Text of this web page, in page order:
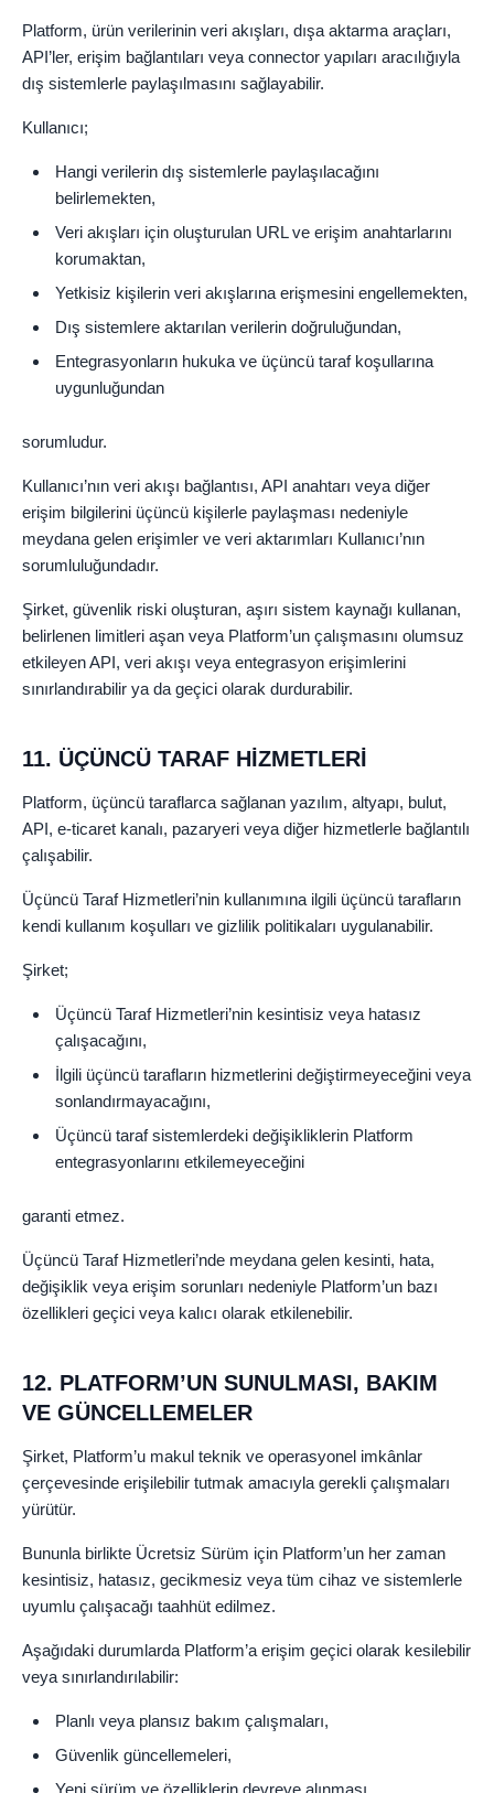
Platform, ürün verilerinin veri akışları, dışa aktarma araçları,
API’ler, erişim bağlantıları veya connector yapıları aracılığıyla
dış sistemlerle paylaşılmasını sağlayabilir.
Kullanıcı;
Hangi verilerin dış sistemlerle paylaşılacağını
belirlemekten,
Veri akışları için oluşturulan URL ve erişim anahtarlarını
korumaktan,
Yetkisiz kişilerin veri akışlarına erişmesini engellemekten,
Dış sistemlere aktarılan verilerin doğruluğundan,
Entegrasyonların hukuka ve üçüncü taraf koşullarına
uygunluğundan
sorumludur.
Kullanıcı’nın veri akışı bağlantısı, API anahtarı veya diğer
erişim bilgilerini üçüncü kişilerle paylaşması nedeniyle
meydana gelen erişimler ve veri aktarımları Kullanıcı’nın
sorumluluğundadır.
Şirket, güvenlik riski oluşturan, aşırı sistem kaynağı kullanan,
belirlenen limitleri aşan veya Platform’un çalışmasını olumsuz
etkileyen API, veri akışı veya entegrasyon erişimlerini
sınırlandırabilir ya da geçici olarak durdurabilir.
11. ÜÇÜNCÜ TARAF HİZMETLERİ
Platform, üçüncü taraflarca sağlanan yazılım, altyapı, bulut,
API, e-ticaret kanalı, pazaryeri veya diğer hizmetlerle bağlantılı
çalışabilir.
Üçüncü Taraf Hizmetleri’nin kullanımına ilgili üçüncü tarafların
kendi kullanım koşulları ve gizlilik politikaları uygulanabilir.
Şirket;
Üçüncü Taraf Hizmetleri’nin kesintisiz veya hatasız
çalışacağını,
İlgili üçüncü tarafların hizmetlerini değiştirmeyeceğini veya
sonlandırmayacağını,
Üçüncü taraf sistemlerdeki değişikliklerin Platform
entegrasyonlarını etkilemeyeceğini
garanti etmez.
Üçüncü Taraf Hizmetleri’nde meydana gelen kesinti, hata,
değişiklik veya erişim sorunları nedeniyle Platform’un bazı
özellikleri geçici veya kalıcı olarak etkilenebilir.
12. PLATFORM’UN SUNULMASI, BAKIM
VE GÜNCELLEMELER
Şirket, Platform’u makul teknik ve operasyonel imkânlar
çerçevesinde erişilebilir tutmak amacıyla gerekli çalışmaları
yürütür.
Bununla birlikte Ücretsiz Sürüm için Platform’un her zaman
kesintisiz, hatasız, gecikmesiz veya tüm cihaz ve sistemlerle
uyumlu çalışacağı taahhüt edilmez.
Aşağıdaki durumlarda Platform’a erişim geçici olarak kesilebilir
veya sınırlandırılabilir:
Planlı veya plansız bakım çalışmaları,
Güvenlik güncellemeleri,
Yeni sürüm ve özelliklerin devreye alınması,